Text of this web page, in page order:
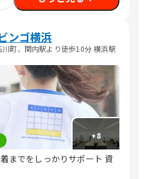
ンゴ横浜
町、関内駅より徒歩10分 横浜駅
+8
までをしっかりサポート 資